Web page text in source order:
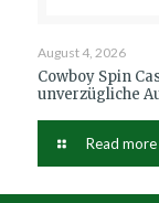
August 4, 2026
Cowboy Spin
unverzügliche
Read more